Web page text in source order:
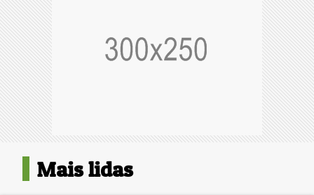
Mais lidas